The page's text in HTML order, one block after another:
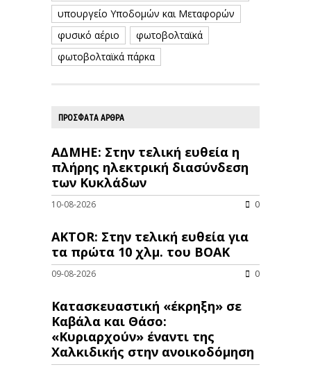
υπουργείο Υποδομών και Μεταφορών
φυσικό αέριο
φωτοβολταϊκά
φωτοβολταϊκά πάρκα
ΠΡΟΣΦΑΤΑ ΑΡΘΡΑ
ΑΔΜΗΕ: Στην τελική ευθεία η
πλήρης ηλεκτρική διασύνδεση
των Κυκλάδων
10-08-2026 0
AKTOR: Στην τελική ευθεία για
τα πρώτα 10 χλμ. του ΒΟΑΚ
09-08-2026 0
Κατασκευαστική «έκρηξη» σε
Καβάλα και Θάσο:
«Κυριαρχούν» έναντι της
Χαλκιδικής στην ανοικοδόμηση